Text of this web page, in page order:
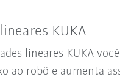
KUKA
lineares KUKA
ao robô e aumenta